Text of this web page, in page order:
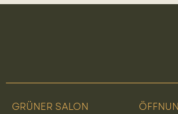
GRÜNER SALON